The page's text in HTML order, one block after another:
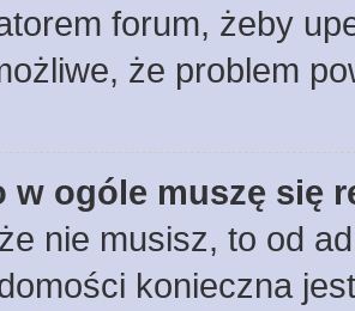
forum, żeby
że problem
w ogóle muszę się
nie musisz, to od
konieczna